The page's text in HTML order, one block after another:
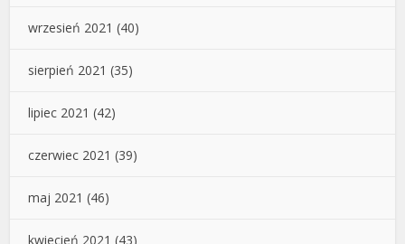
wrzesień 2021 (40)
sierpień 2021 (35)
lipiec 2021 (42)
czerwiec 2021 (39)
maj 2021 (46)
kwiecień 2021 (43)